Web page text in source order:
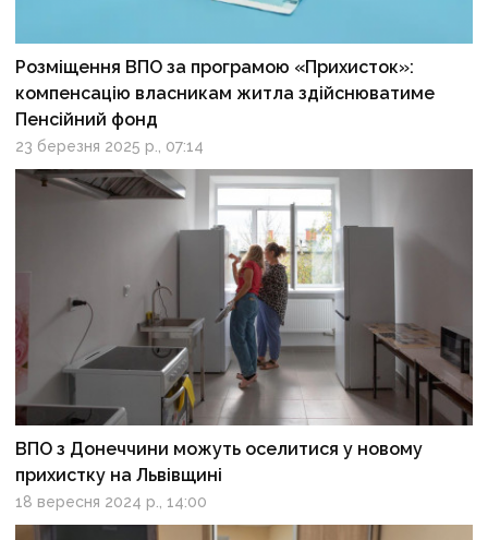
Розміщення ВПО за програмою «Прихисток»:
компенсацію власникам житла здійснюватиме
Пенсійний фонд
23 березня 2025 р., 07:14
ВПО з Донеччини можуть оселитися у новому
прихистку на Львівщині
18 вересня 2024 р., 14:00